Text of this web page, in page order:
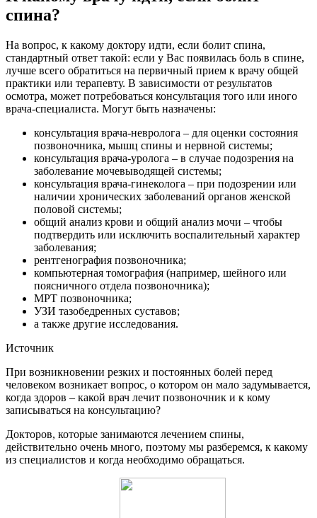
спина?
На вопрос, к какому доктору идти, если болит спина,
стандартный ответ такой: если у Вас появилась боль в спине,
лучше всего обратиться на первичный прием к врачу общей
практики или терапевту. В зависимости от результатов
осмотра, может потребоваться консультация того или иного
врача-специалиста. Могут быть назначены:
консультация врача-невролога – для оценки состояния
позвоночника, мышц спины и нервной системы;
консультация врача-уролога – в случае подозрения на
заболевание мочевыводящей системы;
консультация врача-гинеколога – при подозрении или
наличии хронических заболеваний органов женской
половой системы;
общий анализ крови и общий анализ мочи – чтобы
подтвердить или исключить воспалительный характер
заболевания;
рентгенография позвоночника;
компьютерная томография (например, шейного или
поясничного отдела позвоночника);
МРТ позвоночника;
УЗИ тазобедренных суставов;
а также другие исследования.
Источник
При возникновении резких и постоянных болей перед
человеком возникает вопрос, о котором он мало задумывается,
когда здоров – какой врач лечит позвоночник и к кому
записываться на консультацию?
Докторов, которые занимаются лечением спины,
действительно очень много, поэтому мы разберемся, к какому
из специалистов и когда необходимо обращаться.